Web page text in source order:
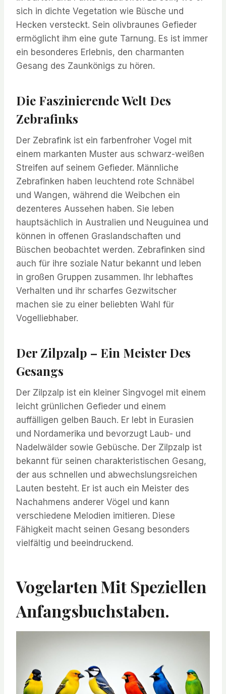
sich in dichte Vegetation wie Büsche und
Hecken versteckt. Sein olivbraunes Gefieder
ermöglicht ihm eine gute Tarnung. Es ist immer
ein besonderes Erlebnis, den charmanten
Gesang des Zaunkönigs zu hören.
Die Faszinierende Welt Des
Zebrafinks
Der Zebrafink ist ein farbenfroher Vogel mit
einem markanten Muster aus schwarz-weißen
Streifen auf seinem Gefieder. Männliche
Zebrafinken haben leuchtend rote Schnäbel
und Wangen, während die Weibchen ein
dezenteres Aussehen haben. Sie leben
hauptsächlich in Australien und Neuguinea und
können in offenen Graslandschaften und
Büschen beobachtet werden. Zebrafinken sind
auch für ihre soziale Natur bekannt und leben
in großen Gruppen zusammen. Ihr lebhaftes
Verhalten und ihr scharfes Gezwitscher
machen sie zu einer beliebten Wahl für
Vogelliebhaber.
Der Zilpzalp – Ein Meister Des
Gesangs
Der Zilpzalp ist ein kleiner Singvogel mit einem
leicht grünlichen Gefieder und einem
auffälligen gelben Bauch. Er lebt in Eurasien
und Nordamerika und bevorzugt Laub- und
Nadelwälder sowie Gebüsche. Der Zilpzalp ist
bekannt für seinen charakteristischen Gesang,
der aus schnellen und abwechslungsreichen
Lauten besteht. Er ist auch ein Meister des
Nachahmens anderer Vögel und kann
verschiedene Melodien imitieren. Diese
Fähigkeit macht seinen Gesang besonders
vielfältig und beeindruckend.
Vogelarten Mit Speziellen
Anfangsbuchstaben.